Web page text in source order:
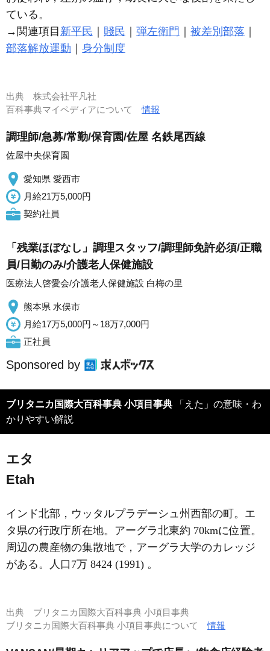
ている。
→関連項目 新平民 ｜ 賤民 ｜ 弾左衛門 ｜ 被差別部落 ｜
部落解放運動 ｜ 身分制度
出典 株式会社平凡社
百科事典マイペディアについて情報
調理師/急募/常勤/保育園/佐屋 名鉄尾西線
佐屋中央保育園
愛知県 愛西市
月給21万5,000円
契約社員
「残業ほぼなし」調理スタッフ/調理師免許必須/正職
員/日勤のみ/介護老人保健施設
医療法人啓愛会/介護老人保健施設 白梅の里
熊本県 水俣市
月給17万5,000円～18万7,000円
正社員
Sponsored by
ブリタニカ国際大百科事典 小項目事典 「えた」の意味・わ
かりやすい解説
エタ
Etah
インド北部，ウッタルプラデーシュ州西部の町。エ
タ県の行政庁所在地。アーグラ北東約 70kmに位置。
周辺の農産物の集散地で，アーグラ大学のカレッジ
がある。人口7万 8424 (1991) 。
出典 ブリタニカ国際大百科事典 小項目事典
ブリタニカ国際大百科事典 小項目事典について情報